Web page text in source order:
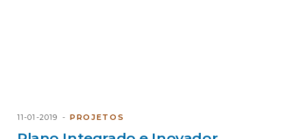
11-01-2019 PROJETOS